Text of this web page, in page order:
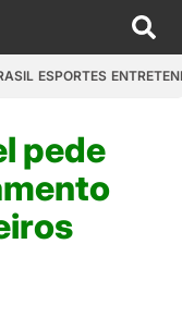
ESPORTES
pede